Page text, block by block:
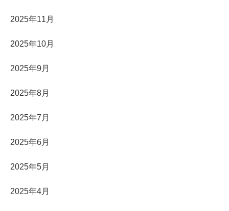
2025年11月
2025年10月
2025年9月
2025年8月
2025年7月
2025年6月
2025年5月
2025年4月